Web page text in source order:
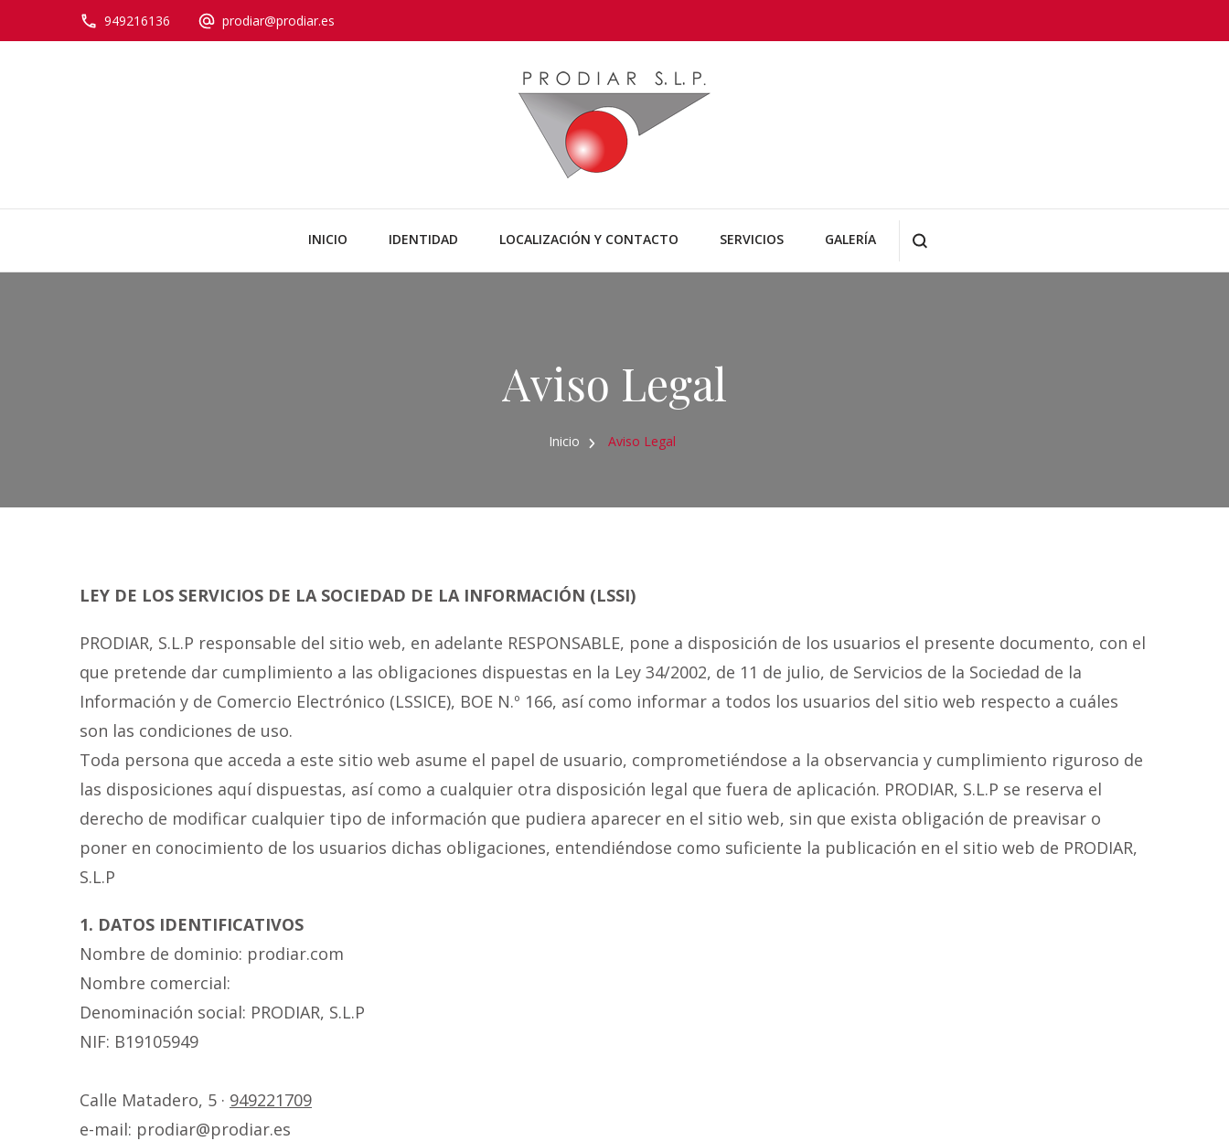
949216136 prodiar@prodiar.es
Prodiar
Tus arquitectos en Guadalajara.
INICIO IDENTIDAD LOCALIZACIÓN Y CONTACTO SERVICIOS GALERÍA
Aviso Legal
Inicio Aviso Legal
LEY DE LOS SERVICIOS DE LA SOCIEDAD DE LA INFORMACIÓN (LSSI)
PRODIAR, S.L.P responsable del sitio web, en adelante RESPONSABLE, pone a disposición de los usuarios el presente documento, con el
que pretende dar cumplimiento a las obligaciones dispuestas en la Ley 34/2002, de 11 de julio, de Servicios de la Sociedad de la
Información y de Comercio Electrónico (LSSICE), BOE N.º 166, así como informar a todos los usuarios del sitio web respecto a cuáles
son las condiciones de uso.
Toda persona que acceda a este sitio web asume el papel de usuario, comprometiéndose a la observancia y cumplimiento riguroso de
las disposiciones aquí dispuestas, así como a cualquier otra disposición legal que fuera de aplicación. PRODIAR, S.L.P se reserva el
derecho de modificar cualquier tipo de información que pudiera aparecer en el sitio web, sin que exista obligación de preavisar o
poner en conocimiento de los usuarios dichas obligaciones, entendiéndose como suficiente la publicación en el sitio web de PRODIAR,
S.L.P
1. DATOS IDENTIFICATIVOS
Nombre de dominio: prodiar.com
Nombre comercial:
Denominación social: PRODIAR, S.L.P
NIF: B19105949
Calle Matadero, 5 · 949221709
e-mail: prodiar@prodiar.es